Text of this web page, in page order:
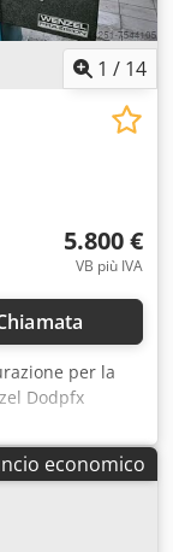
1 / 14
5.800 €
VB più IVA
per la
Dodpfx
lapideo ad
850 mm
876/1 Valore
anche
economico